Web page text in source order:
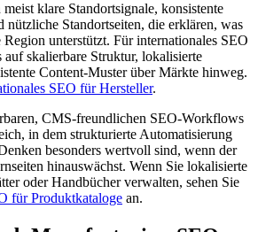
klare Standortsignale, konsistente
nützliche Standortseiten, die erklären, was
unterstützt. Für internationales SEO
auf skalierbare Struktur, lokalisierte
Content-Muster über Märkte hinweg.
SEO für Hersteller.
CMS-freundlichen SEO-Workflows
in dem strukturierte Automatisierung
besonders wertvoll sind, wenn der
hinauswächst. Wenn Sie lokalisierte
oder Handbücher verwalten, sehen Sie
für Produktkataloge an.